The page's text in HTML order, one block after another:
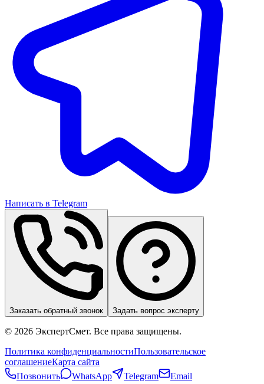
Написать в Telegram
Заказать обратный звонок Задать вопрос эксперту
© 2026 ЭкспертСмет. Все права защищены.
Политика конфиденциальностиПользовательское
соглашениеКарта сайта
Позвонить
WhatsApp Telegram Email